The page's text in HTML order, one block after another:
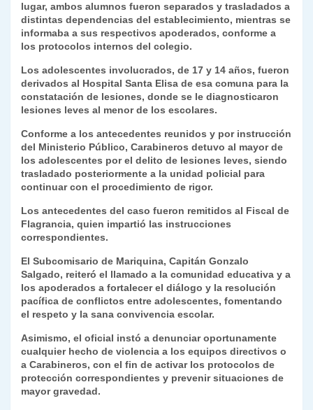
lugar, ambos alumnos fueron separados y trasladados a
distintas dependencias del establecimiento, mientras se
informaba a sus respectivos apoderados, conforme a
los protocolos internos del colegio.
Los adolescentes involucrados, de 17 y 14 años, fueron
derivados al Hospital Santa Elisa de esa comuna para la
constatación de lesiones, donde se le diagnosticaron
lesiones leves al menor de los escolares.
Conforme a los antecedentes reunidos y por instrucción
del Ministerio Público, Carabineros detuvo al mayor de
los adolescentes por el delito de lesiones leves, siendo
trasladado posteriormente a la unidad policial para
continuar con el procedimiento de rigor.
Los antecedentes del caso fueron remitidos al Fiscal de
Flagrancia, quien impartió las instrucciones
correspondientes.
El Subcomisario de Mariquina, Capitán Gonzalo
Salgado, reiteró el llamado a la comunidad educativa y a
los apoderados a fortalecer el diálogo y la resolución
pacífica de conflictos entre adolescentes, fomentando
el respeto y la sana convivencia escolar.
Asimismo, el oficial instó a denunciar oportunamente
cualquier hecho de violencia a los equipos directivos o
a Carabineros, con el fin de activar los protocolos de
protección correspondientes y prevenir situaciones de
mayor gravedad.